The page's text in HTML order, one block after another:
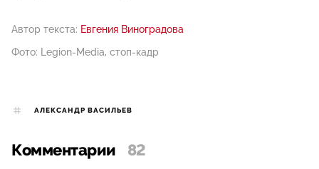
Автор текста: Евгения Виноградова
Фото: Legion-Media, стоп-кадр
АЛЕКСАНДР ВАСИЛЬЕВ
Комментарии 82